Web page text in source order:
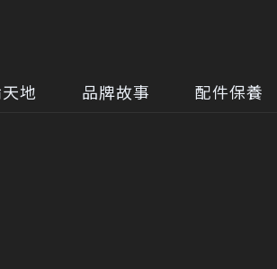
地 品牌故事 配件保養